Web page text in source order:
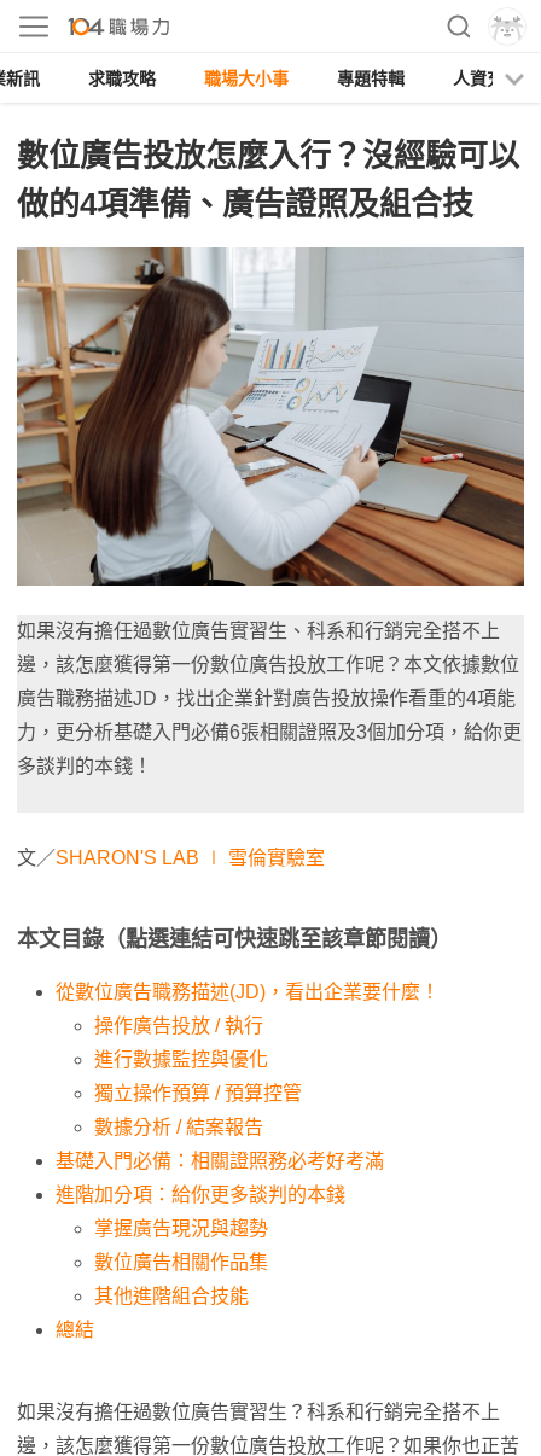
新訊 求職攻略 職場大小事 專題特輯 人資充電
數位廣告投放怎麼入行？沒經驗可以
做的4項準備、廣告證照及組合技
如果沒有擔任過數位廣告實習生、科系和行銷完全搭不上
邊，該怎麼獲得第一份數位廣告投放工作呢？本文依據數位
廣告職務描述JD，找出企業針對廣告投放操作看重的4項能
力，更分析基礎入門必備6張相關證照及3個加分項，給你更
多談判的本錢！
文／SHARON'S LAB ∣ 雪倫實驗室
本文目錄（點選連結可快速跳至該章節閱讀）
從數位廣告職務描述(JD)，看出企業要什麼！
操作廣告投放 / 執行
進行數據監控與優化
獨立操作預算 / 預算控管
數據分析 / 結案報告
基礎入門必備：相關證照務必考好考滿
進階加分項：給你更多談判的本錢
掌握廣告現況與趨勢
數位廣告相關作品集
其他進階組合技能
總結
如果沒有擔任過數位廣告實習生？科系和行銷完全搭不上
邊，該怎麼獲得第一份數位廣告投放工作呢？如果你也正苦